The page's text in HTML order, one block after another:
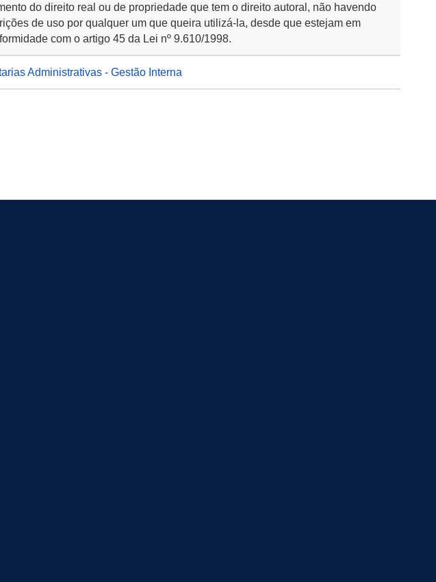
do direito real ou de propriedade que tem o direito autoral, não havendo
de uso por qualquer um que queira utilizá-la, desde que estejam em
com o artigo 45 da Lei nº 9.610/1998.
Administrativas - Gestão Interna